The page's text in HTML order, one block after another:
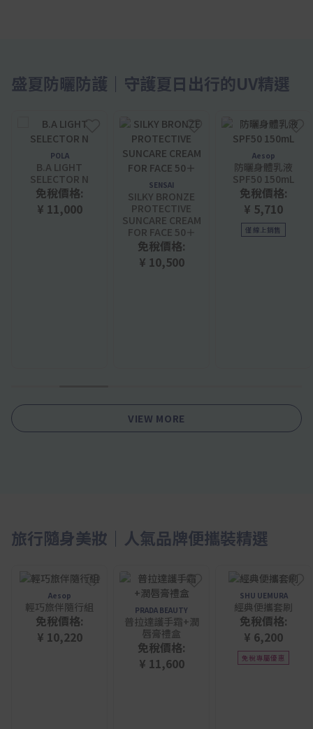
盛夏防曬防護｜守護夏日出行的UV精選
POLA
B.A LIGHT
SELECTOR N
免稅價格:
¥ 11,000
SENSAI
SILKY BRONZE
PROTECTIVE
SUNCARE CREAM
FOR FACE 50＋
免稅價格:
¥ 10,500
Aesop
防曬身體乳液
SPF50 150mL
免稅價格:
¥ 5,710
僅線上銷售
VIEW MORE
旅行隨身美妝｜人氣品牌便攜裝精選
Aesop
輕巧旅伴隨行組
免稅價格:
¥ 10,220
PRADA BEAUTY
普拉達護手霜+潤
唇膏禮盒
免稅價格:
¥ 11,600
SHU UEMURA
經典便攜套刷
免稅價格:
¥ 6,200
免稅專屬優惠